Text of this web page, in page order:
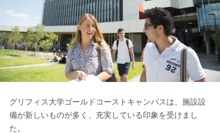
グリフィス大学ゴールドコーストキャンパスは、施設設
備が新しいものが多く、充実している印象を受けまし
た。